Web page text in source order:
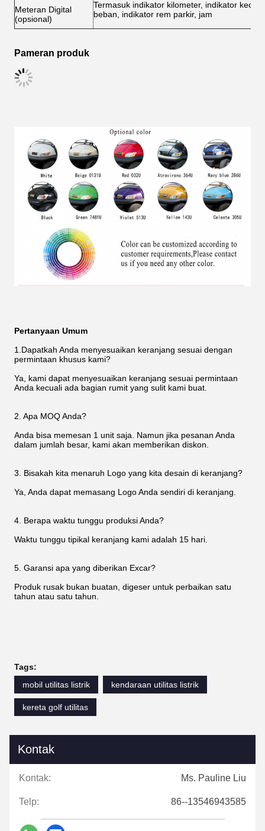
Meteran Digital
(opsional)
Termasuk indikator kilometer, indikator
beban, indikator rem parkir, jam
Pameran produk
Pertanyaan Umum
1.Dapatkah Anda menyesuaikan keranjang sesuai dengan
permintaan khusus kami?
Ya, kami dapat menyesuaikan keranjang sesuai permintaan
Anda kecuali ada bagian rumit yang sulit kami buat.
2. Apa MOQ Anda?
Anda bisa memesan 1 unit saja. Namun jika pesanan Anda
dalam jumlah besar, kami akan memberikan diskon.
3. Bisakah kita menaruh Logo yang kita desain di keranjang?
Ya, Anda dapat memasang Logo Anda sendiri di keranjang.
4. Berapa waktu tunggu produksi Anda?
Waktu tunggu tipikal keranjang kami adalah 15 hari.
5. Garansi apa yang diberikan Excar?
Produk rusak bukan buatan, digeser untuk perbaikan satu
tahun atau satu tahun.
Tags:
mobil utilitas listrik
kendaraan utilitas listrik
kereta golf utilitas
Kontak
Kontak: Ms. Pauline Liu
Telp: 86--13546943585